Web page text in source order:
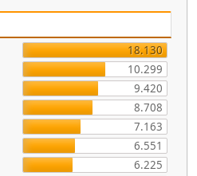
18.130
10.299
9.420
8.708
7.163
6.551
6.225